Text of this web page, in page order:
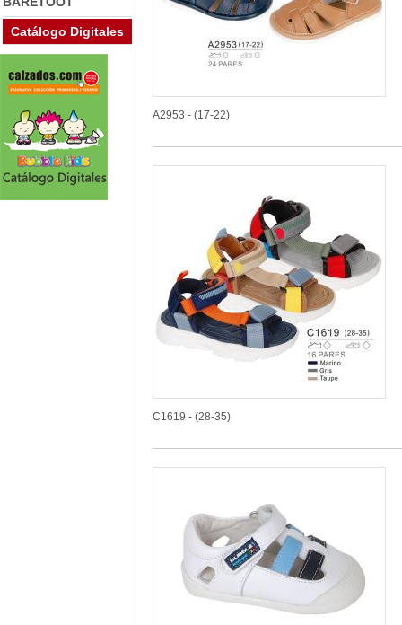
Catálogo Digitales
A2953 - (17-22)
C1619 - (28-35)